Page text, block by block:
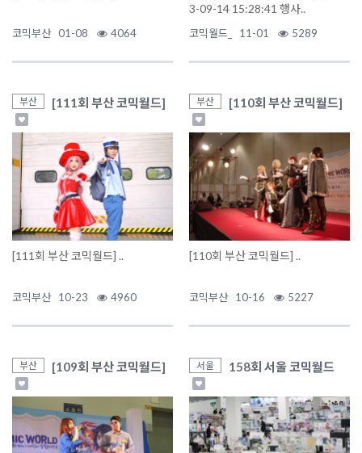
코믹부산 01-08 4064
3-09-14 15:28:41 행사..
코믹월드_ 11-01 5289
부산 [111회 부산 코믹월드]
[111회 부산 코믹월드] ..
코믹부산 10-23 4960
부산 [110회 부산 코믹월드]
[110회 부산 코믹월드] ..
코믹부산 10-16 5227
부산 [109회 부산 코믹월드] 서울 158회 서울 코믹월드